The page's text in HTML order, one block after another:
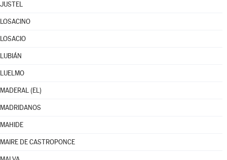
JUSTEL
LOSACINO
LOSACIO
LUBIÁN
LUELMO
MADERAL (EL)
MADRIDANOS
MAHIDE
MAIRE DE CASTROPONCE